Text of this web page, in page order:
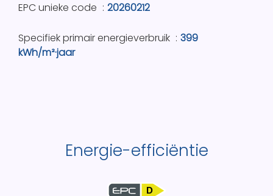
EPC unieke code 20260212
Specifiek primair energieverbruik
399
kWh/m²·jaar
Energie-efficiëntie
D